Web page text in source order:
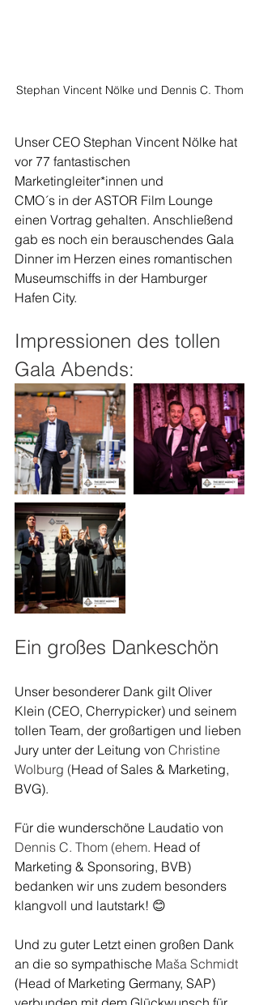
Stephan Vincent Nölke und Dennis C. Thom
Unser CEO Stephan Vincent Nölke hat
vor 77 fantastischen
Marketingleiter*innen und
CMO´s in der ASTOR Film Lounge
einen Vortrag gehalten. Anschließend
gab es noch ein berauschendes Gala
Dinner im Herzen eines romantischen
Museumschiffs in der Hamburger
Hafen City.
Impressionen des tollen
Gala Abends:
Ein großes Dankeschön
Unser besonderer Dank gilt Oliver
Klein (CEO, Cherrypicker) und seinem
tollen Team, der großartigen und lieben
Jury unter der Leitung von Christine
Wolburg (Head of Sales & Marketing,
BVG).
Für die wunderschöne Laudatio von
Dennis C. Thom (ehem. Head of
Marketing & Sponsoring, BVB)
bedanken wir uns zudem besonders
klangvoll und lautstark! 😊
Und zu guter Letzt einen großen Dank
an die so sympathische Maša Schmidt
(Head of Marketing Germany, SAP)